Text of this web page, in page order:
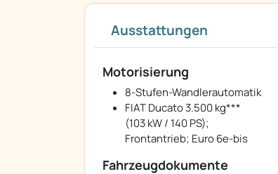
Ausstattungen
Motorisierung
8-Stufen-Wandlerautomatik
FIAT Ducato 3.500 kg***
(103 kW / 140 PS);
Frontantrieb; Euro 6e-bis
Fahrzeugdokumente